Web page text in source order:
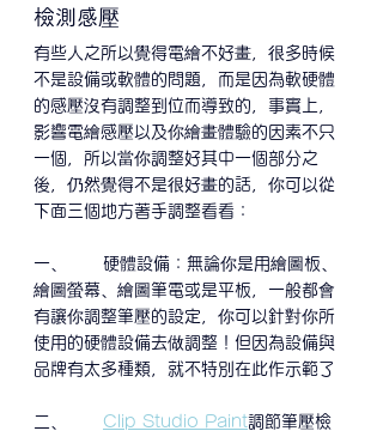
檢測感壓
有些人之所以覺得電繪不好畫，很多時候
不是設備或軟體的問題，而是因為軟硬體
的感壓沒有調整到位而導致的，事實上，
影響電繪感壓以及你繪畫體驗的因素不只
一個，所以當你調整好其中一個部分之
後，仍然覺得不是很好畫的話，你可以從
下面三個地方著手調整看看：
一、      硬體設備：無論你是用繪圖板、
繪圖螢幕、繪圖筆電或是平板，一般都會
有讓你調整筆壓的設定，你可以針對你所
使用的硬體設備去做調整！但因為設備與
品牌有太多種類，就不特別在此作示範了
二、 Clip Studio Paint調節筆壓檢